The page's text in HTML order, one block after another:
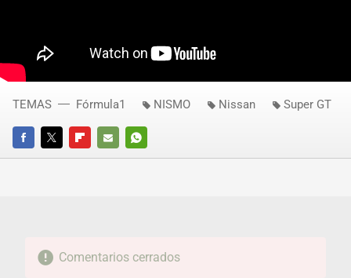
FACEBOOKTWITTERFLIPBOARD
E-
WHATSAPP
TEMAS Fórmula1 NISMO Nissan Super GT
Comentarios cerrados